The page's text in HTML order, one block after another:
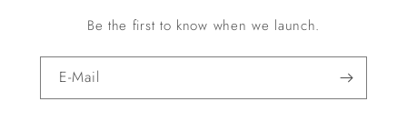
Be the first to know when we launch.
E-Mail